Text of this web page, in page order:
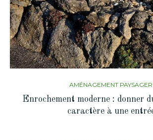
AMÉNAGEMENT PAYSAGER
Enrochement moderne : donner
caractère à une